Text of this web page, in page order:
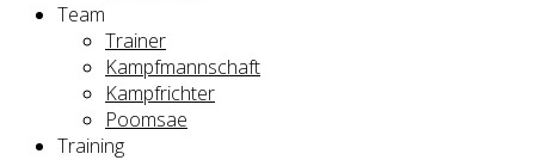
Team
Trainer
Kampfmannschaft
Kampfrichter
Poomsae
Training